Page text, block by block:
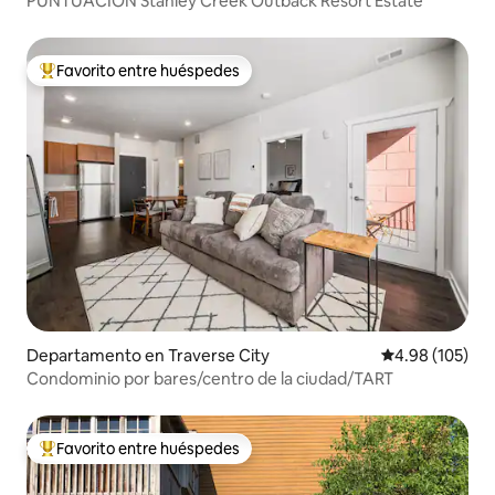
De los mejores en Favorito entre huéspedes
Favorito entre huéspedes
Departamento en Traverse City Calificación
4.98 (105)
Condominio por bares/centro de la ciudad/TART
De los mejores en Favorito entre huéspedes
Favorito entre huéspedes